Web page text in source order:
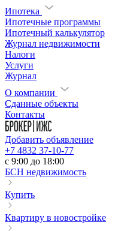
Ипотека
Ипотечные программы
Ипотечный калькулятор
Журнал недвижимости
Налоги
Услуги
Журнал
О компании
Сданные объекты
Контакты
Добавить объявление
+7 4832 37-10-77
c 9:00 до 18:00
БСН недвижимость
Купить
Квартиру в новостройке